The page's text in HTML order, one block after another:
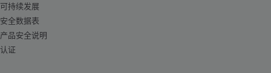
可持续发展
安全数据表
产品安全说明
认证